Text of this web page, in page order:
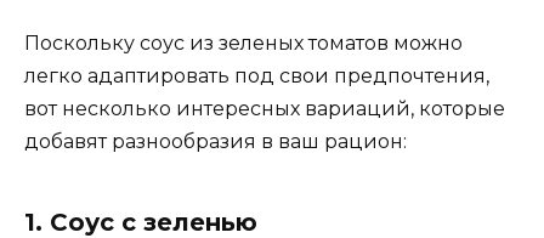
Поскольку соус из зеленых томатов можно
легко адаптировать под свои предпочтения,
вот несколько интересных вариаций, которые
добавят разнообразия в ваш рацион:
1. Соус с зеленью